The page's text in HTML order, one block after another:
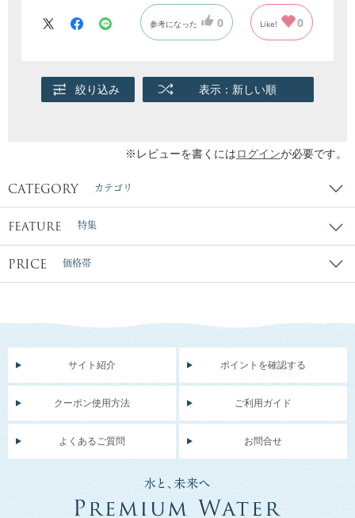
参考になった 0 Like! 0
絞り込み 表示：新しい順
※レビューを書くにはログインが必要です。
CATEGORY カテゴリ
FEATURE 特集
PRICE 価格帯
サイト紹介 ポイントを確認する
クーポン使用方法 ご利用ガイド
よくあるご質問 お問合せ